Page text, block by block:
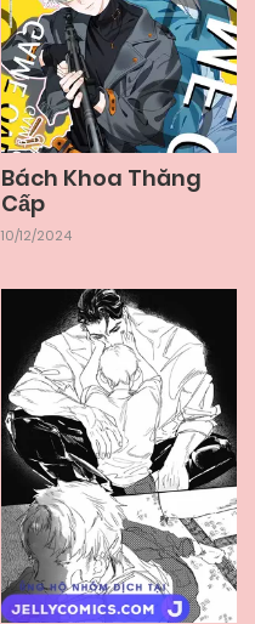
Bách Khoa Thăng
Cấp
10/12/2024